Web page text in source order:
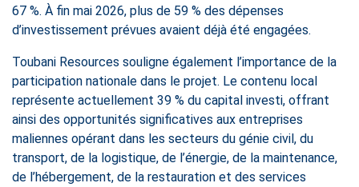
67 %. À fin mai 2026, plus de 59 % des dépenses
d’investissement prévues avaient déjà été engagées.
Toubani Resources souligne également l’importance de la
participation nationale dans le projet. Le contenu local
représente actuellement 39 % du capital investi, offrant
ainsi des opportunités significatives aux entreprises
maliennes opérant dans les secteurs du génie civil, du
transport, de la logistique, de l’énergie, de la maintenance,
de l’hébergement, de la restauration et des services